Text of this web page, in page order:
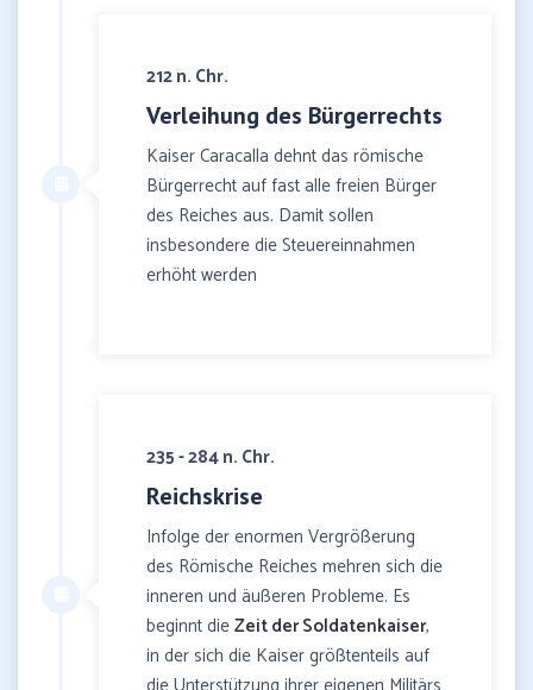
212 n. Chr.
Verleihung des Bürgerrechts
Kaiser Caracalla dehnt das römische
Bürgerrecht auf fast alle freien Bürger
des Reiches aus. Damit sollen
insbesondere die Steuereinnahmen
erhöht werden
235 - 284 n. Chr.
Reichskrise
Infolge der enormen Vergrößerung
des Römische Reiches mehren sich die
inneren und äußeren Probleme. Es
beginnt dieZeit der Soldatenkaiser,
in der sich die Kaiser größtenteils auf